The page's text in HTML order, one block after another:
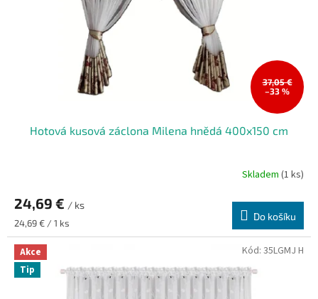
37,05 €
–33 %
Hotová kusová záclona Milena hnědá 400x150 cm
Skladem (1 ks)
24,69 € / ks
Měrná
cena:
24,69 € / 1 ks
Do košíku
Akce
Tip
Kód: 35LGMJ H